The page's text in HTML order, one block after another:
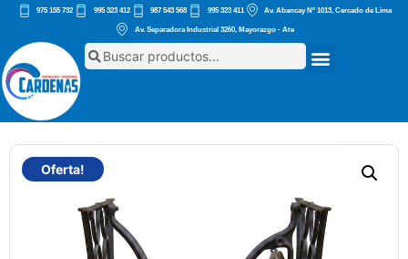
975 155 732 995 323 412 987 543 568 995 323 411 Av. Abancay Nº 1013, Cercado de Lima
Av. Separadora Industrial 3260, Mayorazgo - Ate
Oferta!